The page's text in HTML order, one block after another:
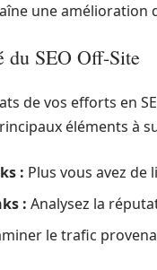
une amélioration
du SEO Off-Site
de vos efforts en
éléments à
: Plus vous avez
: Analysez la
le trafic